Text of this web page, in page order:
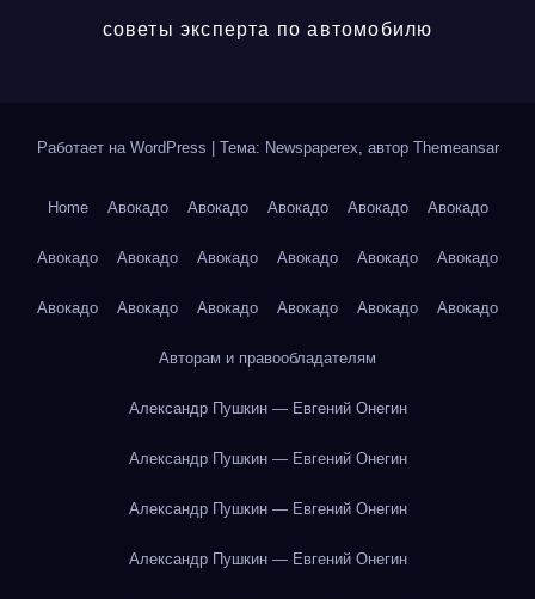
советы эксперта по автомобилю
Работает на WordPress Тема: Newspaperex, автор Themeansar
Home Авокадо Авокадо Авокадо Авокадо Авокадо
Авокадо Авокадо Авокадо Авокадо Авокадо Авокадо
Авокадо Авокадо Авокадо Авокадо Авокадо Авокадо
Авторам и правообладателям
Александр Пушкин — Евгений Онегин
Александр Пушкин — Евгений Онегин
Александр Пушкин — Евгений Онегин
Александр Пушкин — Евгений Онегин